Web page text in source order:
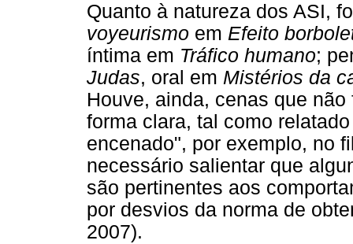
Quanto à natureza dos ASI,
voyeurismo em Efeito
íntima em Tráfico humano;
Judas, oral em Mistérios da
Houve, ainda, cenas que
forma clara, tal como
encenado", por exemplo, no
necessário salientar que
são pertinentes aos
por desvios da norma de
2007).